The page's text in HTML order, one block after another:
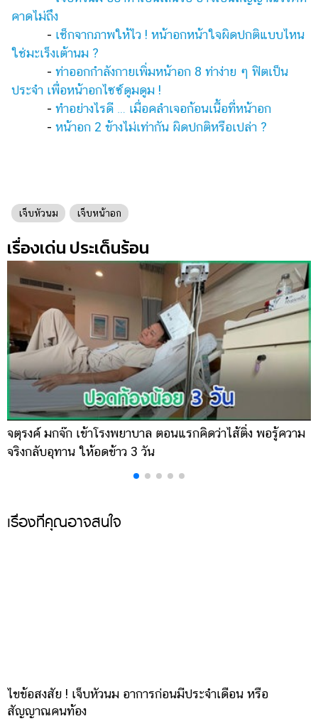
คาดไม่ถึง
- เช็กจากภาพให้ไว ! หน้าอกหน้าใจผิดปกติแบบไหน
ใช่มะเร็งเต้านม ?
- ท่าออกกำลังกายเพิ่มหน้าอก 8 ท่าง่าย ๆ ฟิตเป็น
ประจำ เพื่อหน้าอกไซซ์ดูมดูม !
- ทำอย่างไรดี … เมื่อคลำเจอก้อนเนื้อที่หน้าอก
- หน้าอก 2 ข้างไม่เท่ากัน ผิดปกติหรือเปล่า ?
เจ็บหัวนม เจ็บหน้าอก
เรื่องเด่น ประเด็นร้อน
จตุรงค์ มกจ๊ก เข้าโรงพยาบาล ตอนแรกคิดว่าไส้ติ่ง พอรู้ความ
จริงกลับอุทาน ให้อดข้าว 3 วัน
เรื่องที่คุณอาจสนใจ
ไขข้อสงสัย ! เจ็บหัวนม อาการก่อนมีประจำเดือน หรือ
สัญญาณคนท้อง